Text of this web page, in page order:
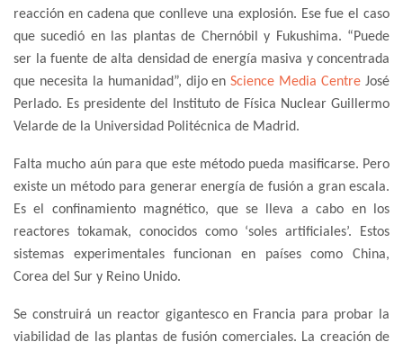
reacción en cadena que conlleve una explosión. Ese fue el caso
que sucedió en las plantas de Chernóbil y Fukushima. “Puede
ser la fuente de alta densidad de energía masiva y concentrada
que necesita la humanidad”, dijo enScience Media Centre José
Perlado. Es presidente del Instituto de Física Nuclear Guillermo
Velarde de la Universidad Politécnica de Madrid.
Falta mucho aún para que este método pueda masificarse. Pero
existe un método para generar energía de fusión a gran escala.
Es el confinamiento magnético, que se lleva a cabo en los
reactores tokamak, conocidos como ‘soles artificiales’. Estos
sistemas experimentales funcionan en países como China,
Corea del Sur y Reino Unido.
Se construirá un reactor gigantesco en Francia para probar la
viabilidad de las plantas de fusión comerciales. La creación de